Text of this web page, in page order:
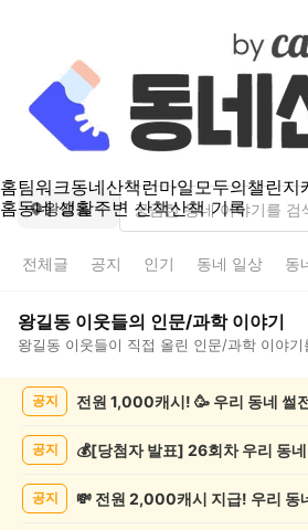
홈팀워크동네산책런마일모두의챌린지
홈동네 생활주변 산책산책 기록
왕길동
전체글 공지 인기 동네 일상 동
왕길동 이웃들의 인문/과학이야기
왕길동 이웃들이 직접 올린 인문/과학 이야기
공지 전원 1,000캐시! 🥳 우리 동네 썰
공지
공지